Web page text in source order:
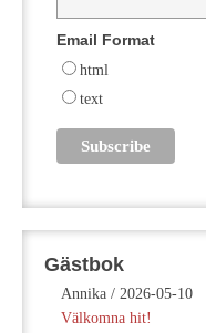
Email Format
html
text
Gästbok
Annika / 2026-05-10
Välkomna hit!